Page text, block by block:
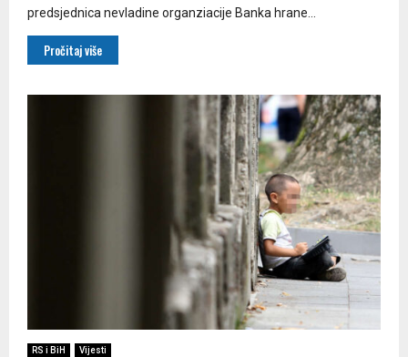
predsjednica nevladine organziacije Banka hrane...
Pročitaj više
RS i BiH Vijesti